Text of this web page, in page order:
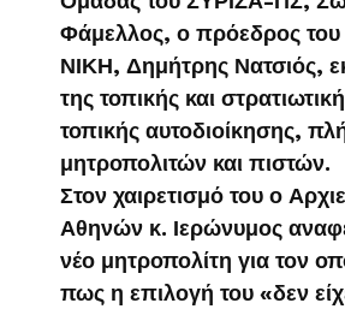
Φάμελλος, ο πρόεδρος του
ΝΙΚΗ, Δημήτρης Νατσιός,
της τοπικής και
τοπικής αυτοδιοίκησης,
μητροπολιτών και πιστών.
Στον χαιρετισμό του ο
Αθηνών κ. Ιερώνυμος
νέο μητροπολίτη για τον
πως η επιλογή του «δεν